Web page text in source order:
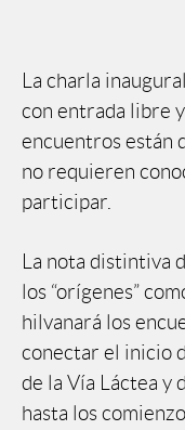
La charla
con entrada libre
encuentros están
no requieren
participar.
La nota distintiva
los “orígenes”
hilvanará los
conectar el inicio
de la Vía Láctea y
hasta los